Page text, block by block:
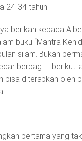
24-34 tahun.
berikan kepada
buku “Mantra
silam. Bukan
berbagi – berikut
bisa diterapkan oleh
pertama yang tak